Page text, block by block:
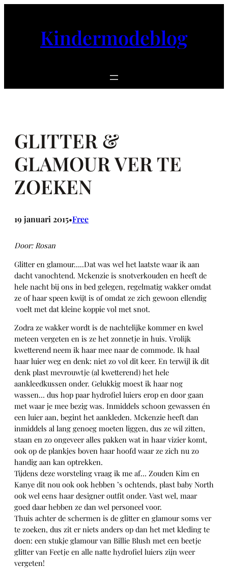
Kindermodeblog
GLITTER &
GLAMOUR VER TE
ZOEKEN
19 januari 2015•Free
Door: Rosan
Glitter en glamour…..Dat was wel het laatste waar ik aan
dacht vanochtend. Mckenzie is snotverkouden en heeft de
hele nacht bij ons in bed gelegen, regelmatig wakker omdat
ze of haar speen kwijt is of omdat ze zich gewoon ellendig
voelt met dat kleine koppie vol met snot.
Zodra ze wakker wordt is de nachtelijke kommer en kwel
meteen vergeten en is ze het zonnetje in huis. Vrolijk
kwetterend neem ik haar mee naar de commode. Ik haal
haar luier weg en denk: niet zo vol dit keer. En terwijl ik dit
denk plast mevrouwtje (al kwetterend) het hele
aankleedkussen onder. Gelukkig moest ik haar nog
wassen… dus hop paar hydrofiel luiers erop en door gaan
met waar je mee bezig was. Inmiddels schoon gewassen én
een luier aan, begint het aankleden. Mckenzie heeft dan
inmiddels al lang genoeg moeten liggen, dus ze wil zitten,
staan en zo ongeveer alles pakken wat in haar vizier komt,
ook op de plankjes boven haar hoofd waar ze zich nu zo
handig aan kan optrekken.
Tijdens deze worsteling vraag ik me af… Zouden Kim en
Kanye dit nou ook ook hebben ’s ochtends, plast baby North
ook wel eens haar designer outfit onder. Vast wel, maar
goed daar hebben ze dan wel personeel voor.
Thuis achter de schermen is de glitter en glamour soms ver
te zoeken, dus zit er niets anders op dan het met kleding te
doen: een stukje glamour van Billie Blush met een beetje
glitter van Feetje en alle natte hydrofiel luiers zijn weer
vergeten!